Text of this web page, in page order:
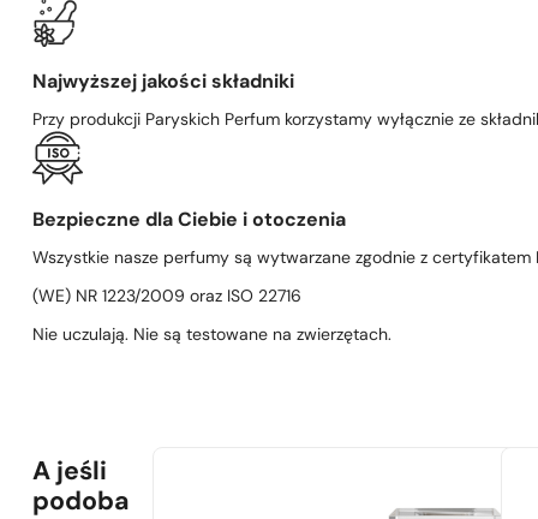
Najwyższej jakości składniki
Przy produkcji Paryskich Perfum korzystamy wyłącznie ze
Bezpieczne dla Ciebie i otoczenia
Wszystkie nasze perfumy są wytwarzane zgodnie z certyfikatem
(WE) NR 1223/2009 oraz ISO 22716
Nie uczulają. Nie są testowane na zwierzętach.
A jeśli
podoba